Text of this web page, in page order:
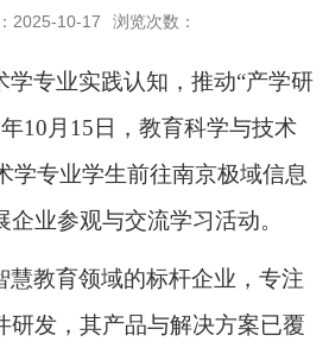
2025-10-17 浏览次数：
学专业实践认知，推动“产学研
年10 月 15 日，教育科学与技术
学专业学生前往南京极域信息
业参观与交流学习活动。
慧教育领域的标杆企业，专注
研发，其产品与解决方案已覆